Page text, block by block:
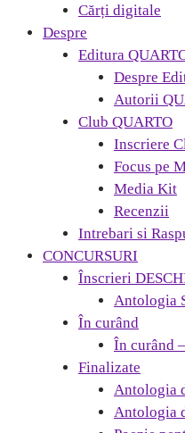
Cărți digitale
Despre
Editura
Despre
Autorii
Club QUARTO
Inscriere
Focus pe
Media Kit
Recenzii
Intrebari si
CONCURSURI
Înscrieri
Antologia
În curând
În curând
Finalizate
Antologia
Antologia